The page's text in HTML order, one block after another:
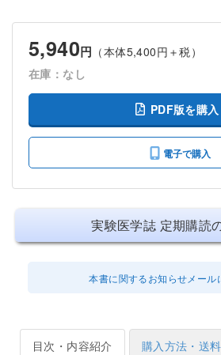
5,940円 （本体5,400円＋税）
在庫：なし
PDF版を購入
電子で購入
実験医学誌 定期購読
本書に関するお知らせメール
目次・内容紹介 購入方法・送